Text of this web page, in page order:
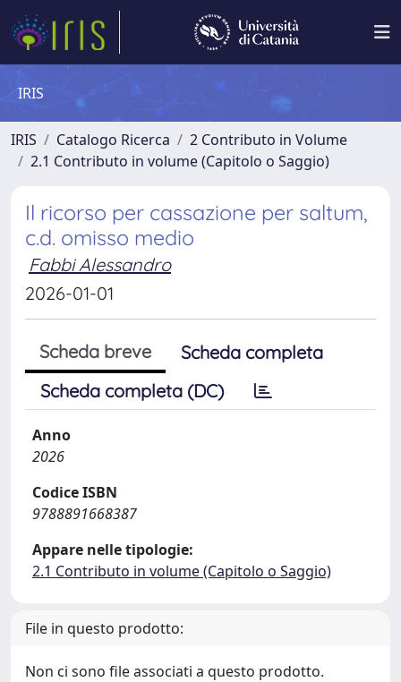
IRIS
IRIS Catalogo Ricerca
2 Contributo in Volume
2.1 Contributo in volume (Capitolo o Saggio)
Il ricorso per cassazione per saltum,
c.d. omisso medio
Fabbi Alessandro
2026-01-01
Scheda breve
Scheda completa
Scheda completa (DC)
Anno
2026
Codice ISBN
9788891668387
Appare nelle tipologie:
2.1 Contributo in volume (Capitolo o Saggio)
File in questo prodotto:
Non ci sono file associati a questo prodotto.